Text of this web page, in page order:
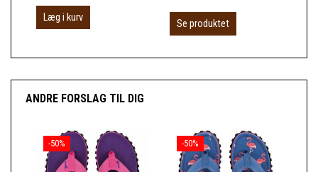
Læg i kurv
Se produktet
ANDRE FORSLAG TIL DIG
-50% -50%